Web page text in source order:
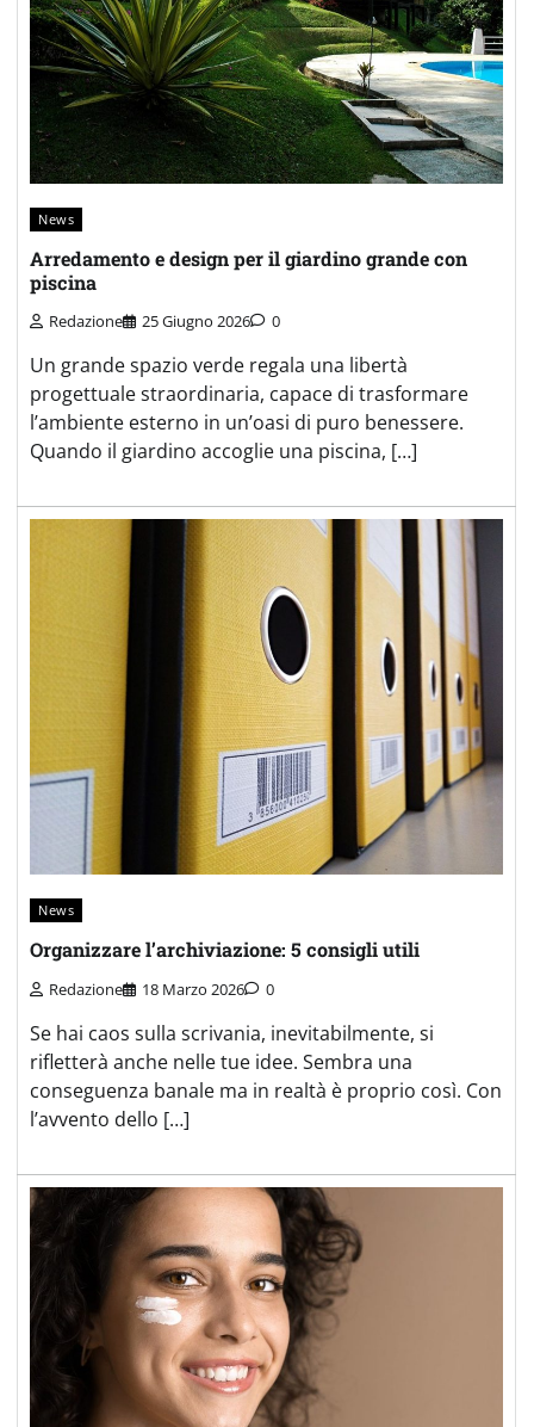
News
Arredamento e design per il giardino grande con
piscina
Redazione 25 Giugno 2026 0
Un grande spazio verde regala una libertà
progettuale straordinaria, capace di trasformare
l’ambiente esterno in un’oasi di puro benessere.
Quando il giardino accoglie una piscina, […]
News
Organizzare l’archiviazione: 5 consigli utili
Redazione 18 Marzo 2026 0
Se hai caos sulla scrivania, inevitabilmente, si
rifletterà anche nelle tue idee. Sembra una
conseguenza banale ma in realtà è proprio così. Con
l’avvento dello […]